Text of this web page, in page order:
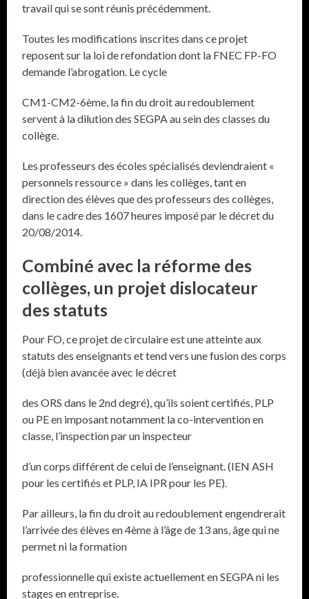
travail qui se sont réunis précédemment.
Toutes les modifications inscrites dans ce projet
reposent sur la loi de refondation dont la FNEC FP-FO
demande l’abrogation. Le cycle
CM1-CM2-6ème, la fin du droit au redoublement
servent à la dilution des SEGPA au sein des classes du
collège.
Les professeurs des écoles spécialisés deviendraient «
personnels ressource » dans les collèges, tant en
direction des élèves que des professeurs des collèges,
dans le cadre des 1607 heures imposé par le décret du
20/08/2014.
Combiné avec la réforme des
collèges, un projet dislocateur
des statuts
Pour FO, ce projet de circulaire est une atteinte aux
statuts des enseignants et tend vers une fusion des corps
(déjà bien avancée avec le décret
des ORS dans le 2nd degré), qu’ils soient certifiés, PLP
ou PE en imposant notamment la co-intervention en
classe, l’inspection par un inspecteur
d’un corps différent de celui de l’enseignant. (IEN ASH
pour les certifiés et PLP, IA IPR pour les PE).
Par ailleurs, la fin du droit au redoublement engendrerait
l’arrivée des élèves en 4ème à l’âge de 13 ans, âge qui ne
permet ni la formation
professionnelle qui existe actuellement en SEGPA ni les
stages en entreprise.